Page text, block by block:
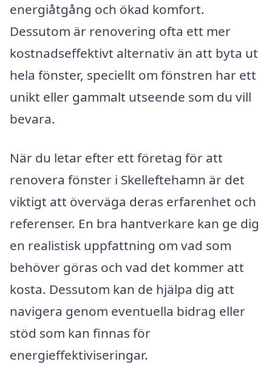
energiåtgång och ökad komfort.
Dessutom är renovering ofta ett mer
kostnadseffektivt alternativ än att byta ut
hela fönster, speciellt om fönstren har ett
unikt eller gammalt utseende som du vill
bevara.
När du letar efter ett företag för att
renovera fönster i Skelleftehamn är det
viktigt att överväga deras erfarenhet och
referenser. En bra hantverkare kan ge dig
en realistisk uppfattning om vad som
behöver göras och vad det kommer att
kosta. Dessutom kan de hjälpa dig att
navigera genom eventuella bidrag eller
stöd som kan finnas för
energieffektiviseringar.